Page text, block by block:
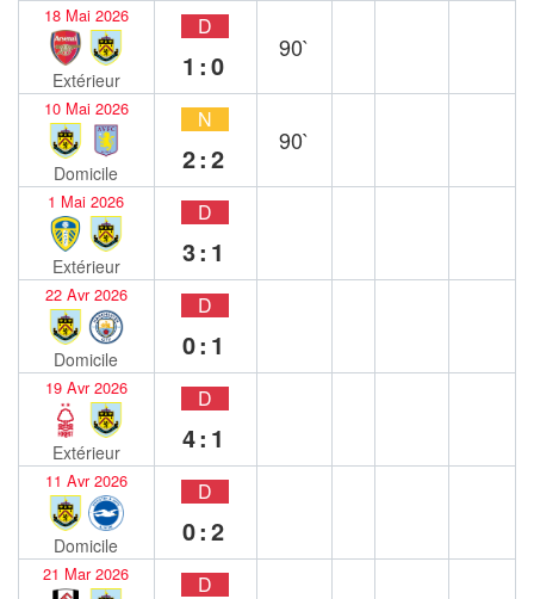
18 Mai 2026
Extérieur
D
1:0
90`
10 Mai 2026
Domicile
N
2:2
90`
1 Mai 2026
Extérieur
D
3:1
22 Avr 2026
Domicile
D
0:1
19 Avr 2026
Extérieur
D
4:1
11 Avr 2026
Domicile
D
0:2
21 Mar 2026 D